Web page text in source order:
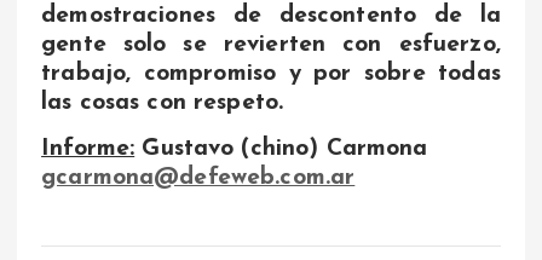
demostraciones de descontento de la
gente solo se revierten con esfuerzo,
trabajo, compromiso y por sobre todas
las cosas con respeto.
Informe: Gustavo (chino) Carmona
gcarmona@defeweb.com.ar